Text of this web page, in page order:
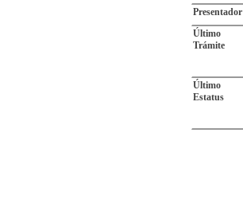
Presentador
Último
Trámite
Último
Estatus